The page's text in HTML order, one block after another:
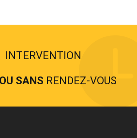
INTERVENTION
SANS RENDEZ-VOUS